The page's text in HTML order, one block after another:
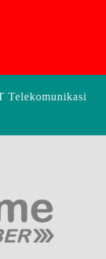
Telekomunikasi